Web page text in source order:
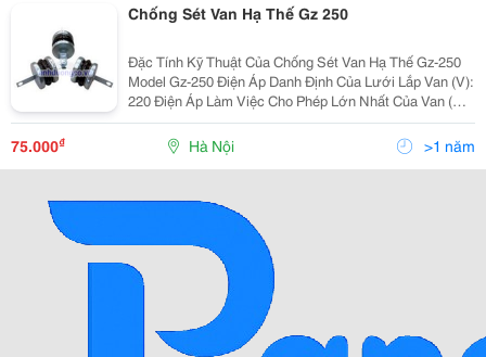
Chống Sét Van Hạ Thế Gz 250
Đặc Tính Kỹ Thuật Của Chống Sét Van Hạ Thế Gz-250
Model Gz-250 Điện Áp Danh Định Của Lưới Lắp Van (V):
220 Điện Áp Làm Việc Cho Phép Lớn Nhất Của Van (V):
250
75.000₫ Hà Nội >1 năm